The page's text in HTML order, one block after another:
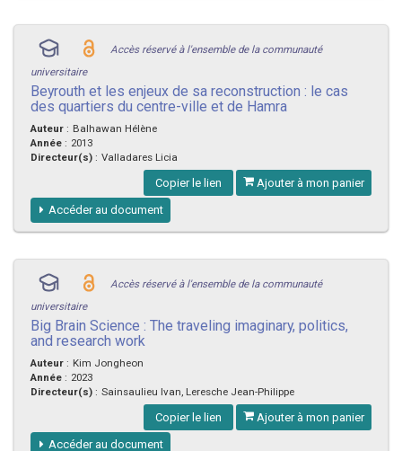
Accès réservé à l'ensemble de la communauté
universitaire
Beyrouth et les enjeux de sa reconstruction : le cas
des quartiers du centre-ville et de Hamra
Auteur : Balhawan Hélène
Année : 2013
Directeur(s) : Valladares Licia
Copier le lien Ajouter à mon panier
Accéder au document
Accès réservé à l'ensemble de la communauté
universitaire
Big Brain Science : The traveling imaginary, politics,
and research work
Auteur : Kim Jongheon
Année : 2023
Directeur(s) : Sainsaulieu Ivan, Leresche Jean-Philippe
Copier le lien Ajouter à mon panier
Accéder au document